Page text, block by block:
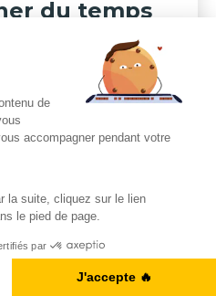
du temps
de temps à
en anglais, alors la
excellent choix pour
en autonomie. En
souhaitez évoluer de
mais que vous
cours pendant votre
travail... Ce qui ne
deviez vous
cela facilite la